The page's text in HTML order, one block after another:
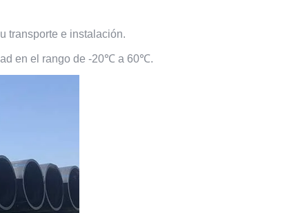
transporte e instalación.
en el rango de -20℃ a 60℃.